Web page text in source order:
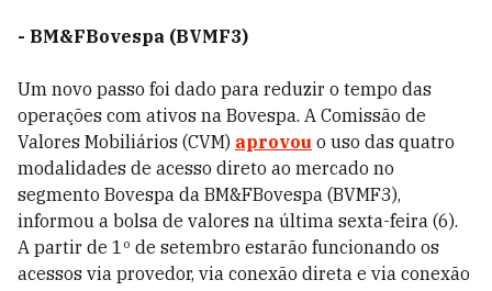
- BM&FBovespa (BVMF3)
Um novo passo foi dado para reduzir o tempo das
operações com ativos na Bovespa. A Comissão de
Valores Mobiliários (CVM) aprovou o uso das quatro
modalidades de acesso direto ao mercado no
segmento Bovespa da BM&FBovespa (BVMF3),
informou a bolsa de valores na última sexta-feira (6).
A partir de 1º de setembro estarão funcionando os
acessos via provedor, via conexão direta e via conexão